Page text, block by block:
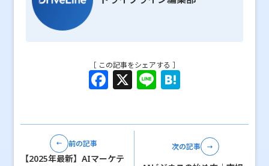
［ この記事をシェアする ］
F
a
c
b
X Li
n
e e
n
a
前の記事
【2025年最新】AIマーケテ
次の記事